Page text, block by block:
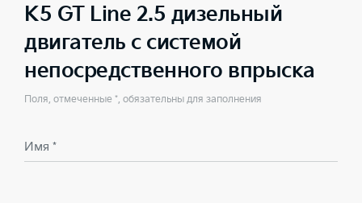
K5 GT Line 2.5 дизельный
двигатель с системой
непосредственного впрыска
Поля, отмеченные *, обязательны для заполнения
Имя *